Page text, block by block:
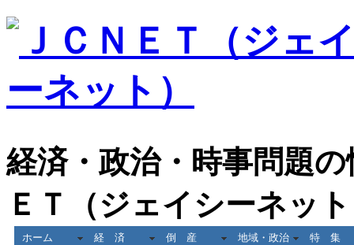
経済・政治・時事問題
ＥＴ（ジェイシーネッ
ホーム 経 済 倒 産 地域・政治 特 集